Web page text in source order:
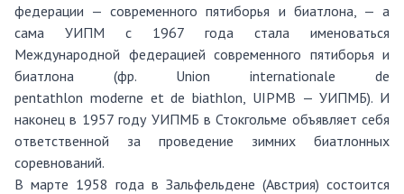
федерации — современного пятиборья и биатлона, — а
сама УИПМ с 1967 года стала именоваться
Международной федерацией современного пятиборья и
биатлона (фр. Union internationale de
pentathlon moderne et de biathlon, UIPMB —УИПМБ). И
наконец в 1957 году УИПМБ в Стокгольме объявляет себя
ответственной за проведение зимних биатлонных
соревнований.
В марте 1958 года в Зальфельдене (Австрия) состоится